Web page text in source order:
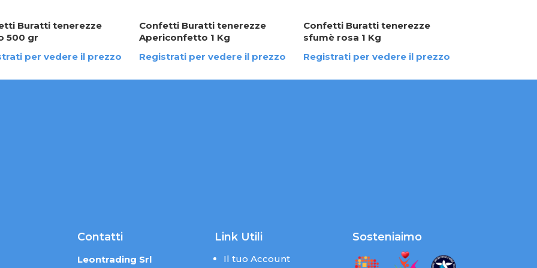
Buratti tenerezze
500 gr
per vedere il prezzo
Confetti Buratti tenerezze
Apericonfetto 1 Kg
Registrati per vedere il prezzo
Confetti Buratti tenerezze
sfumè rosa 1 Kg
Registrati per vedere il prezzo
Contatti
Leontrading Srl
Link Utili
Il tuo Account
Sosteniaimo